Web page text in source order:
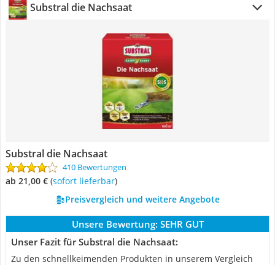
Substral die Nachsaat
Substral die Nachsaat
410 Bewertungen
ab 21,00 € ( Sofort lieferbar)
Preisvergleich und weitere Angebote
Unsere Bewertung: SEHR GUT
Unser Fazit für Substral die Nachsaat:
Zu den schnellkeimenden Produkten in unserem Vergleich